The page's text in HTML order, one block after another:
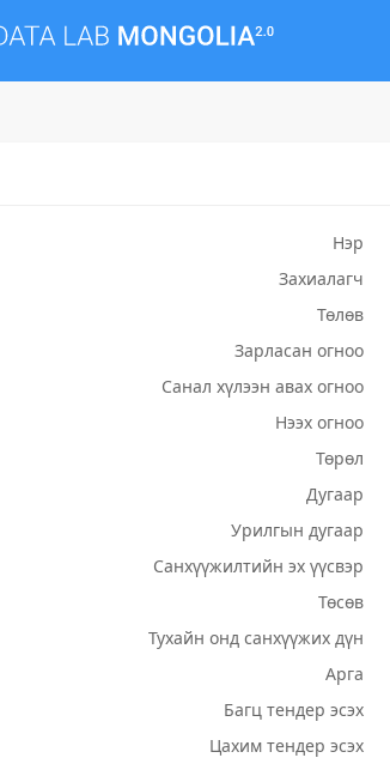
Нэр
Захиалагч
Төлөв
Зарласан огноо
Санал хүлээн авах огноо
Нээх огноо
Төрөл
Дугаар
Урилгын дугаар
Санхүүжилтийн эх үүсвэр
Төсөв
Тухайн онд санхүүжих дүн
Арга
Багц тендер эсэх
Цахим тендер эсэх